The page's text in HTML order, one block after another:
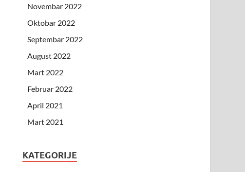
Novembar 2022
Oktobar 2022
Septembar 2022
August 2022
Mart 2022
Februar 2022
April 2021
Mart 2021
KATEGORIJE